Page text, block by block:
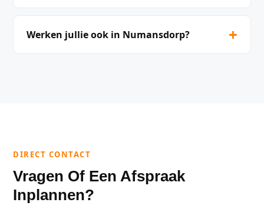
Werken jullie ook in Numansdorp? +
DIRECT CONTACT
Vragen Of Een Afspraak
Inplannen?